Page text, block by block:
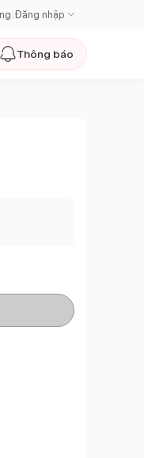
Đăng nhập
Thông báo